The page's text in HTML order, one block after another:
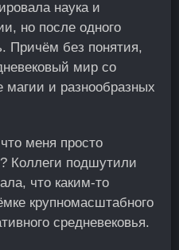
наука и
но после одного
Причём без понятия,
мир со
и разнообразных
меня просто
Коллеги подшутили
что каким-то
крупномасштабного
средневековья.